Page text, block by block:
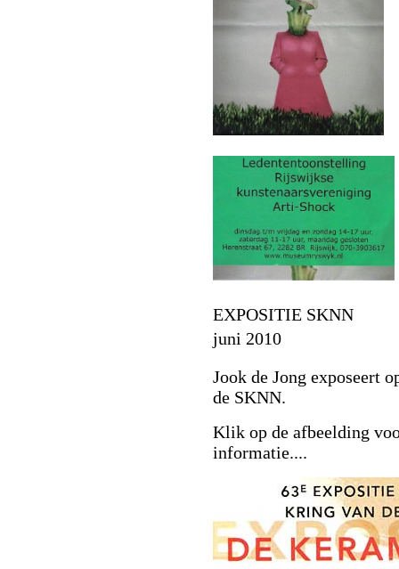
EXPOSITIE SKNN
juni 2010
Jook de Jong exposeert
de SKNN.
Klik op de afbeelding
informatie....